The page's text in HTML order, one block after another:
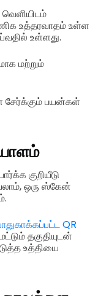
உத்தரவாதம் உள்ள
உள்ளது.
மற்றும்
சேர்க்கும் பயன்கள்
குறியீடு
ஒரு ஸ்கேன்
QR
தகுதியுடன்
உத்தியை